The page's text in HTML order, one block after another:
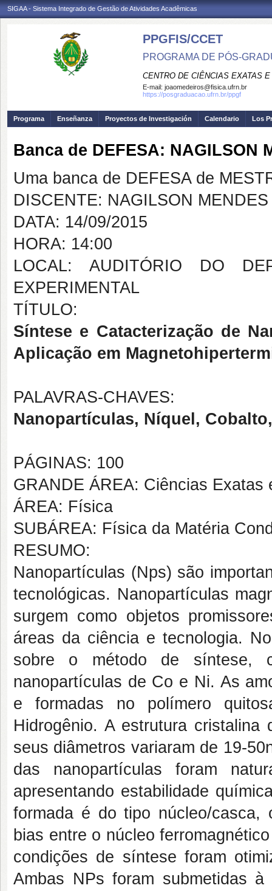
SIGAA - Sistema Integrado de Gestão de Atividades Acadêmicas
PPGFIS/CCET
PROGRAMA DE PÓS-
CENTRO DE CIÊNCIAS EXATAS
E-mail: joaomedeiros@fisica.ufrn.br
https://posgraduacao.ufrn.br/ppgf
Programa Enseñanza Proyectos de Investigación Calendario Los
Banca de DEFESA: NAGILSON
Uma banca de DEFESA de
DISCENTE: NAGILSON
DATA: 14/09/2015
HORA: 14:00
LOCAL: AUDITÓRIO DO
EXPERIMENTAL
TÍTULO:
Síntese e Catacterização de
Aplicação em
PALAVRAS-CHAVES:
Nanopartículas, Níquel,
PÁGINAS: 100
GRANDE ÁREA: Ciências Exatas
ÁREA: Física
SUBÁREA: Física da Matéria
RESUMO:
Nanopartículas (Nps) são
tecnológicas. Nanopartículas
surgem como objetos
áreas da ciência e tecnologia.
sobre o método de síntese,
nanopartículas de Co e Ni. As
e formadas no polímero
Hidrogênio. A estrutura
seus diâmetros variaram de 19-
das nanopartículas foram
apresentando estabilidade
formada é do tipo núcleo/casca,
bias entre o núcleo
condições de síntese foram
Ambas NPs foram submetidas